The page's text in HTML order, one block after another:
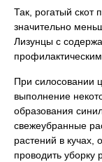
Так, рогатый скот
значительно
Лизунцы с
При силосовании
выполнение
образования
свежеубранные
растений в кучах,
проводить уборку